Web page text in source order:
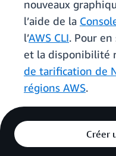
nouveaux
l’aide de la
l’AWS CLI. Pour
et la disponibilité
de tarification de
régions AWS.
Créer